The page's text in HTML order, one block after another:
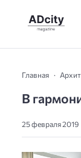
Главная
В
25 февраля 2019